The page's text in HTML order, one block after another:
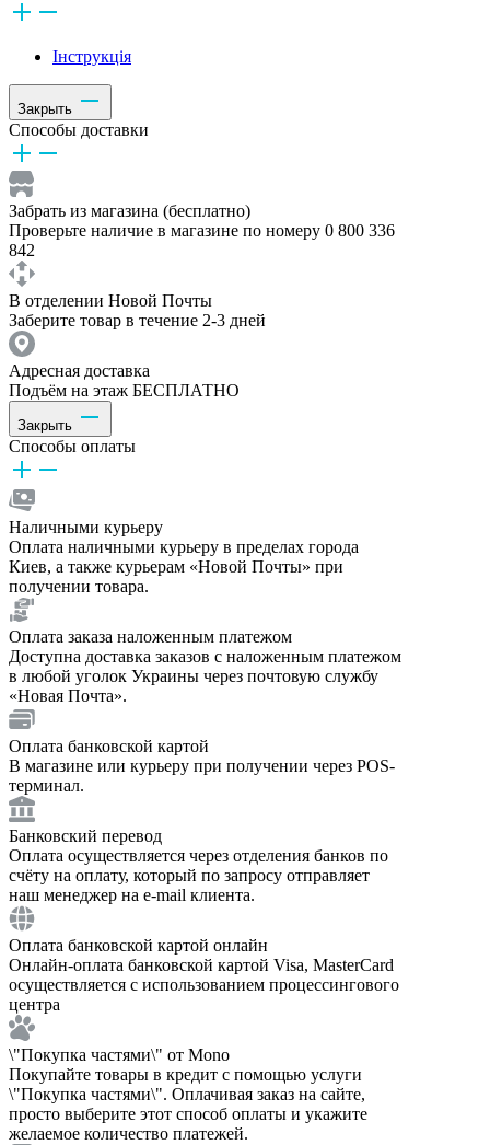
Інструкція
Закрыть
Способы доставки
Забрать из магазина (бесплатно)
Проверьте наличие в магазине по номеру 0 800 336
842
В отделении Новой Почты
Заберите товар в течение 2-3 дней
Адресная доставка
Подъём на этаж БЕСПЛАТНО
Закрыть
Способы оплаты
Наличными курьеру
Оплата наличными курьеру в пределах города
Киев, а также курьерам «Новой Почты» при
получении товара.
Оплата заказа наложенным платежом
Доступна доставка заказов с наложенным платежом
в любой уголок Украины через почтовую службу
«Новая Почта».
Оплата банковской картой
В магазине или курьеру при получении через POS-
терминал.
Банковский перевод
Оплата осуществляется через отделения банков по
счёту на оплату, который по запросу отправляет
наш менеджер на e-mail клиента.
Оплата банковской картой онлайн
Онлайн-оплата банковской картой Visa, MasterCard
осуществляется с использованием процессингового
центра
\"Покупка частями\" от Mono
Покупайте товары в кредит с помощью услуги
\"Покупка частями\". Оплачивая заказ на сайте,
просто выберите этот способ оплаты и укажите
желаемое количество платежей.